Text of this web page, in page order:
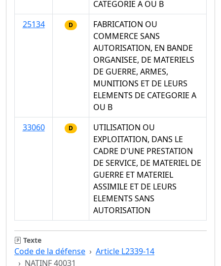
CATEGORIE A OU B
25134
D
FABRICATION OU
COMMERCE SANS
AUTORISATION, EN BANDE
ORGANISEE, DE MATERIELS
DE GUERRE, ARMES,
MUNITIONS ET DE LEURS
ELEMENTS DE CATEGORIE A
OU B
33060
D
UTILISATION OU
EXPLOITATION, DANS LE
CADRE D'UNE PRESTATION
DE SERVICE, DE MATERIEL DE
GUERRE ET MATERIEL
ASSIMILE ET DE LEURS
ELEMENTS SANS
AUTORISATION
Texte
Code de la défense
Article L2339-14
NATINF 40031